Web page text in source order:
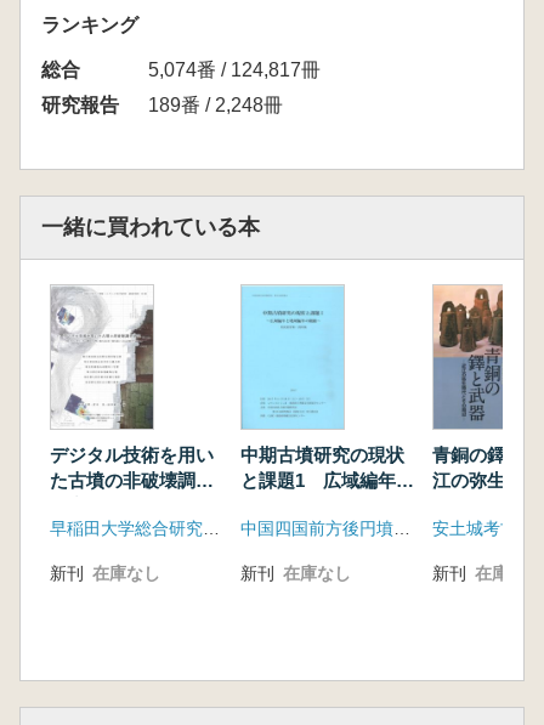
1.研究の目的
2.研究事業の経過
第2章 『古来の砂鉄製錬法』にみる鉄穴流し
1,鉄穴流しの調査
5,和鋼博物館所蔵俵囲一博士資料(砂鉄・粘土)
第3章 鉄山師文書からみた俵資料の採集地
場
2.鉄山師文書に描かれた砂鉄採取業
3.鉄山師文書からみた資料採集地の概要
第4章 砥波上鉄穴の調査
1.砥波上鉄穴の概要中
2.取水堰・採掘場・水路の分布調査
3.砂鉄選鉱場の調査
査
1.砂鉄及び砂鉄母岩資料の保存状況
5,調査結果のまとめ
第6章 砥波上鉄穴及び周辺鉄穴の母岩調査
ランキング
総合
5,074番 / 124,817冊
研究報告
189番 / 2,248冊
一緒に買われている本
デジタル技術を用い
た古墳の非破壊調査
挑戦(2冊組)
早稲田大学総合研究機構
新刊 在庫なし
中期古墳研究の現状
と課題1 広域編年と
中国四国前方後円墳研究会
新刊 在庫なし
青銅の鐸と
江の弥生時
安土城考古博
新刊 在庫なし